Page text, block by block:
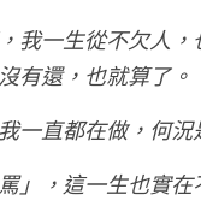
我一生從不欠人
有還，也就算了。
一直都在做，何
」，這一生也實